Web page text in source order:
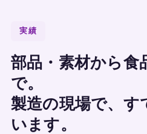
実績
部品・素材から食
で。
製造の現場で、す
います。